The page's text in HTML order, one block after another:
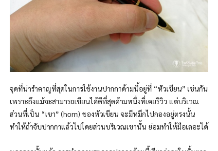
จุดที่น่ารำคาญที่สุดในการใช้งานปากกาด้ามนี้อยู่ที่ “หัวเขียน” เช่นกัน
เพราะถึงแม้จะสามารถเขียนได้ดีที่สุดด้ามหนึ่งที่เคยรีวิว แต่บริเวณ
ส่วนที่เป็น “เขา” (horn) ของหัวเขียน จะมีหมึกไปกองอยู่ตรงนั้น
ทำให้ถ้าจับปากกาแล้วไปโดยส่วนบริเวณเขานั้น ย่อมทำให้มือเลอะได้